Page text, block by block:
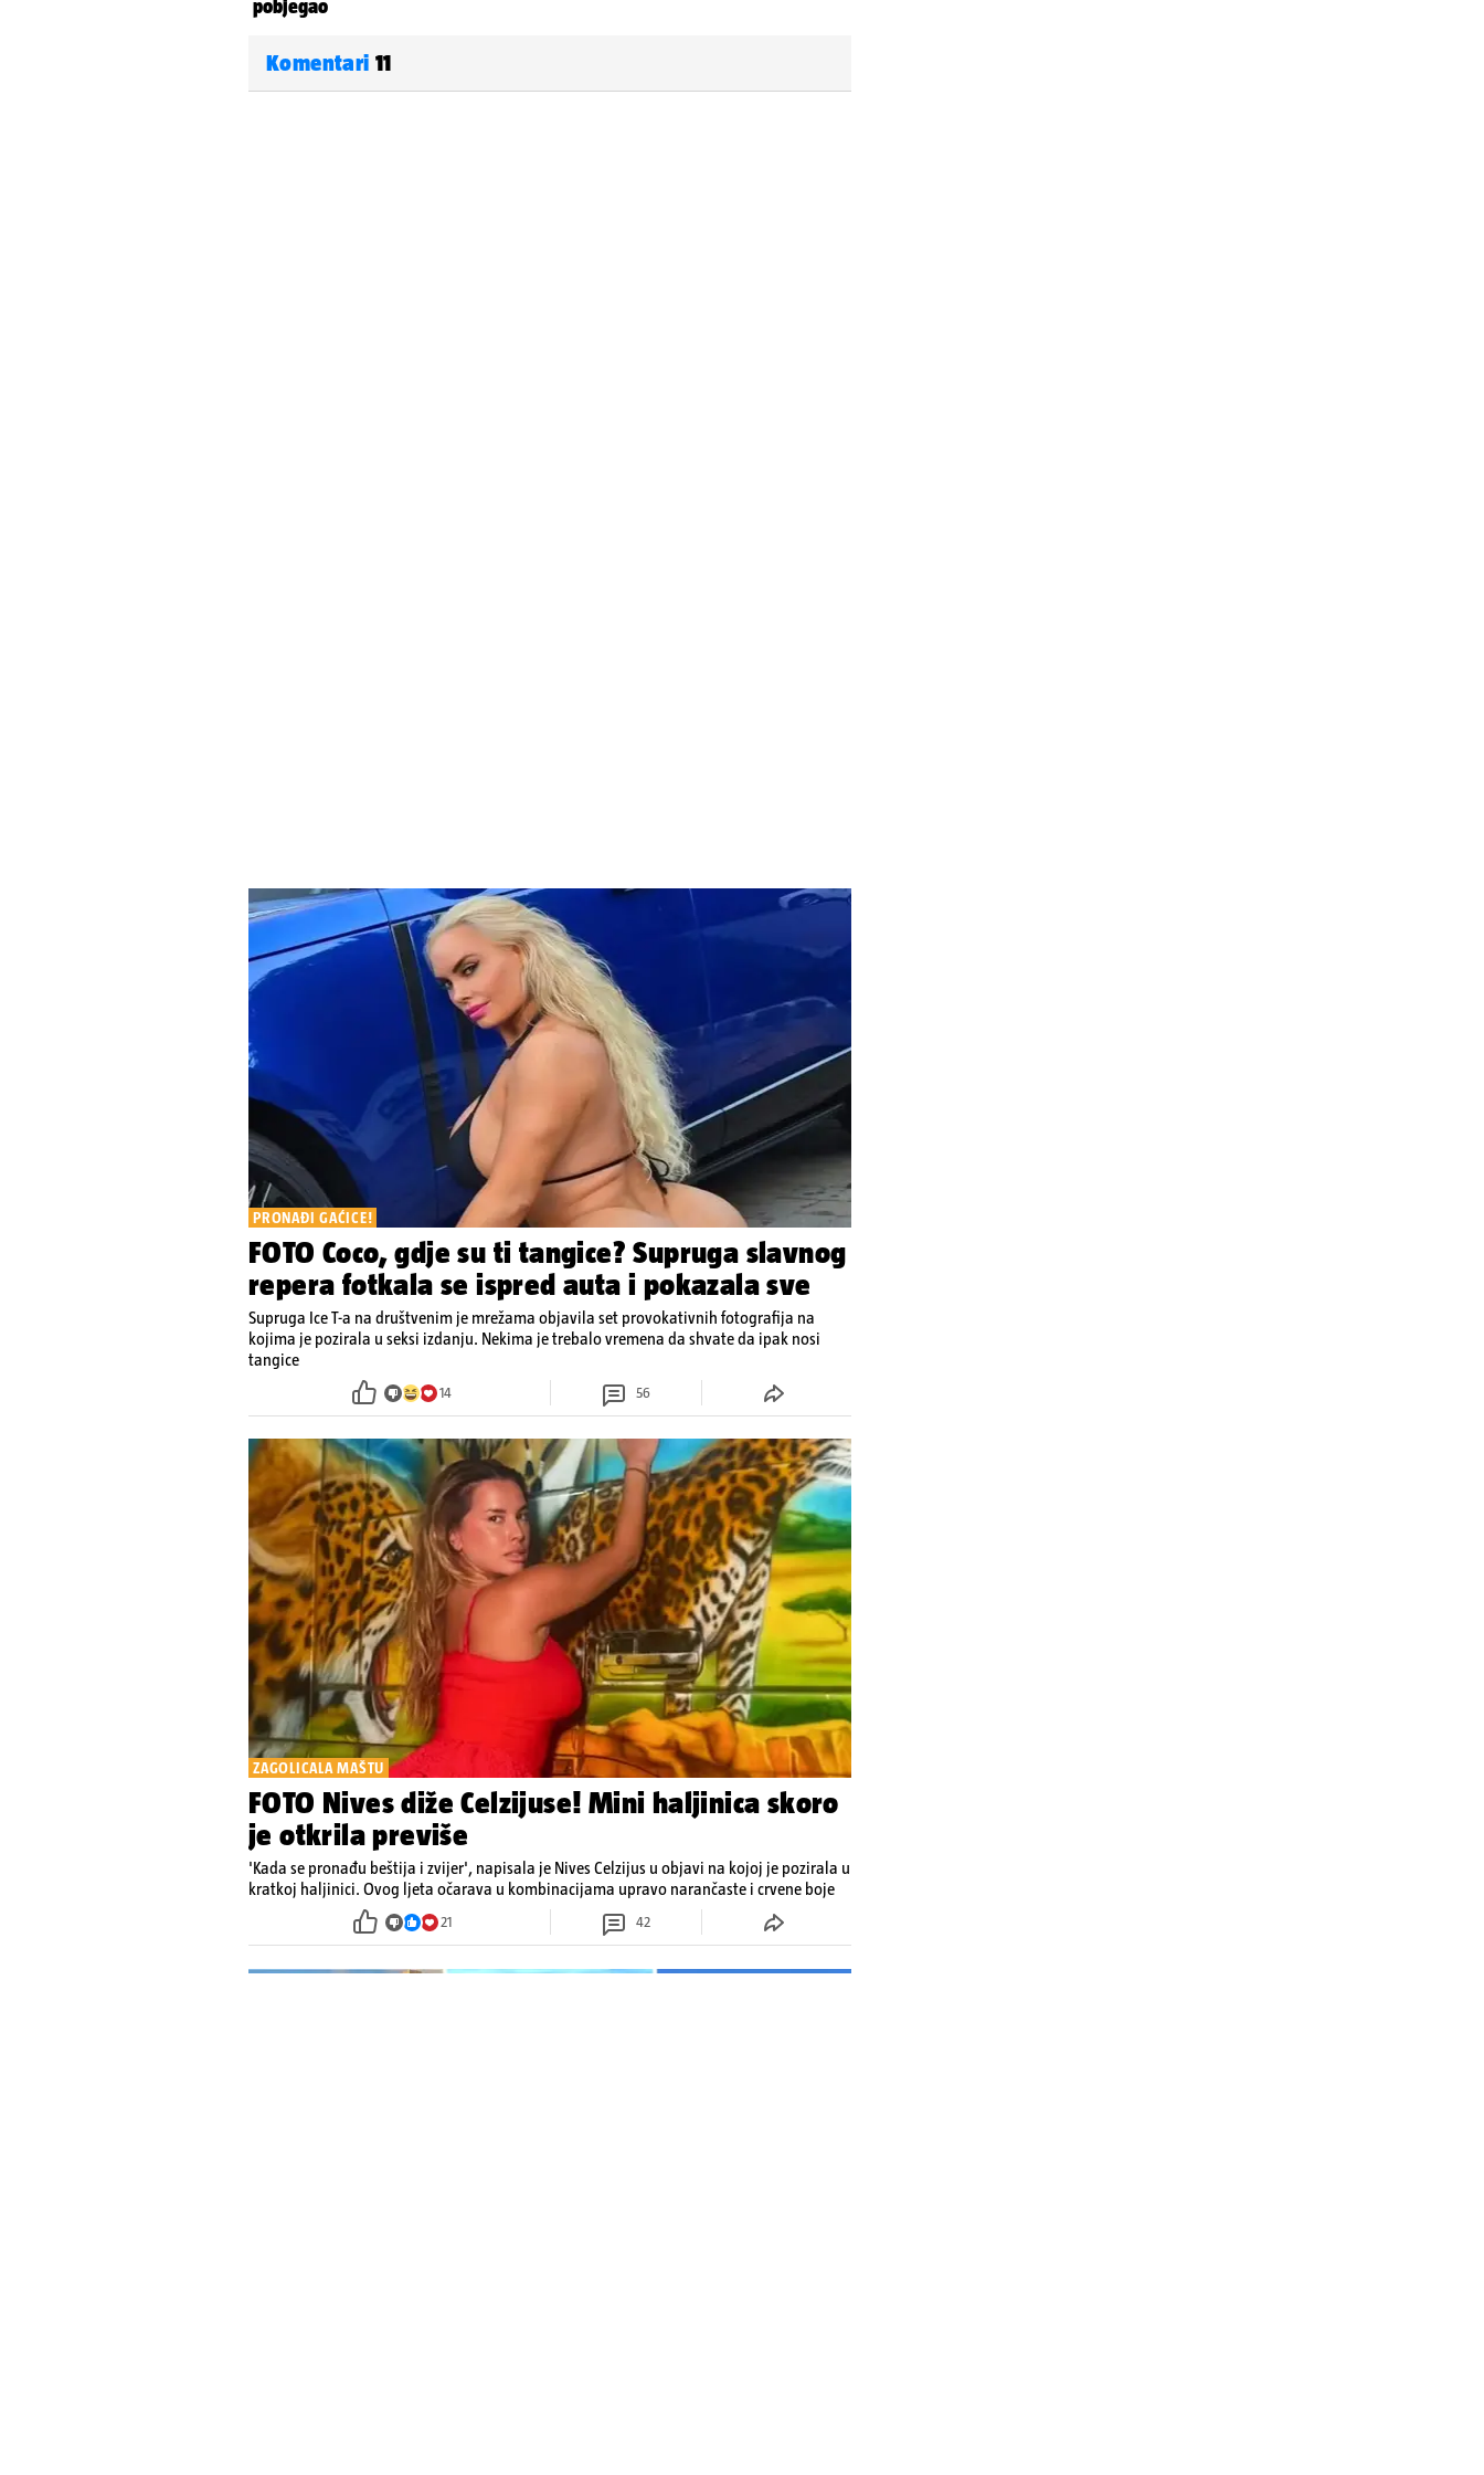
Komentari 11
PRONAĐI GAĆICE!
FOTO Coco, gdje su ti tangice? Supruga slavnog
repera fotkala se ispred auta i pokazala sve
Supruga Ice T-a na društvenim je mrežama objavila set provokativnih fotografija na
kojima je pozirala u seksi izdanju. Nekima je trebalo vremena da shvate da ipak nosi
tangice
14 56
ZAGOLICALA MAŠTU
FOTO Nives diže Celzijuse! Mini haljinica skoro
je otkrila previše
'Kada se pronađu beštija i zvijer', napisala je Nives Celzijus u objavi na kojoj je pozirala u
kratkoj haljinici. Ovog ljeta očarava u kombinacijama upravo narančaste i crvene boje
21 42